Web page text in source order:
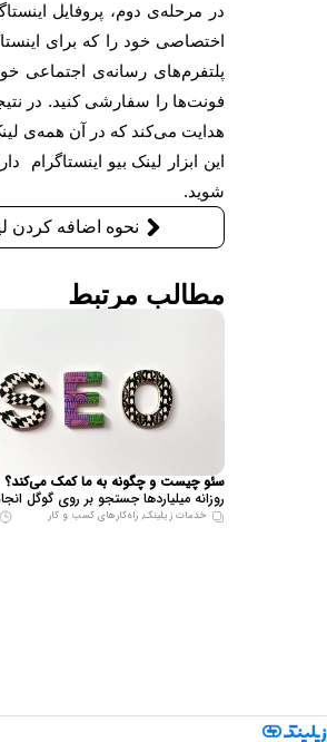
اختصاصی خود را که برای
پلتفرم‌های رسانه‌ی اجتماعی
فونت‌ها را سفارشی کنید. در
هدایت می‌کند که در آن همه‌ی
این ابزار لینک بیو
شوید.
مطالب مرتبط
سئو چیست و چگونه به ما کمک می‌کند؟
روزانه میلیاردها جستجو بر روی گوگل
خدمات زیلینک, راه‌کارهای کسب و کار